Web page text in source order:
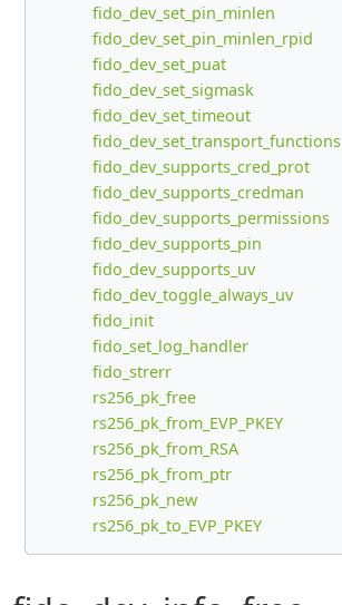
fido_dev_set_pin_minlen
fido_dev_set_pin_minlen_rpid
fido_dev_set_puat
fido_dev_set_sigmask
fido_dev_set_timeout
fido_dev_set_transport_functions
fido_dev_supports_cred_prot
fido_dev_supports_credman
fido_dev_supports_permissions
fido_dev_supports_pin
fido_dev_supports_uv
fido_dev_toggle_always_uv
fido_init
fido_set_log_handler
fido_strerr
rs256_pk_free
rs256_pk_from_EVP_PKEY
rs256_pk_from_RSA
rs256_pk_from_ptr
rs256_pk_new
rs256_pk_to_EVP_PKEY